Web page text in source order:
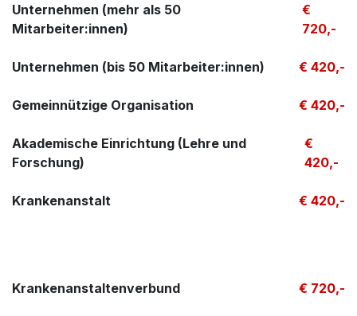
Unternehmen (mehr als 50
Mitarbeiter:innen)
€
720,-
Unternehmen (bis 50 Mitarbeiter:innen) € 420,-
Gemeinnützige Organisation € 420,-
Akademische Einrichtung (Lehre und
Forschung)
€
420,-
Krankenanstalt € 420,-
Krankenanstaltenverbund € 720,-